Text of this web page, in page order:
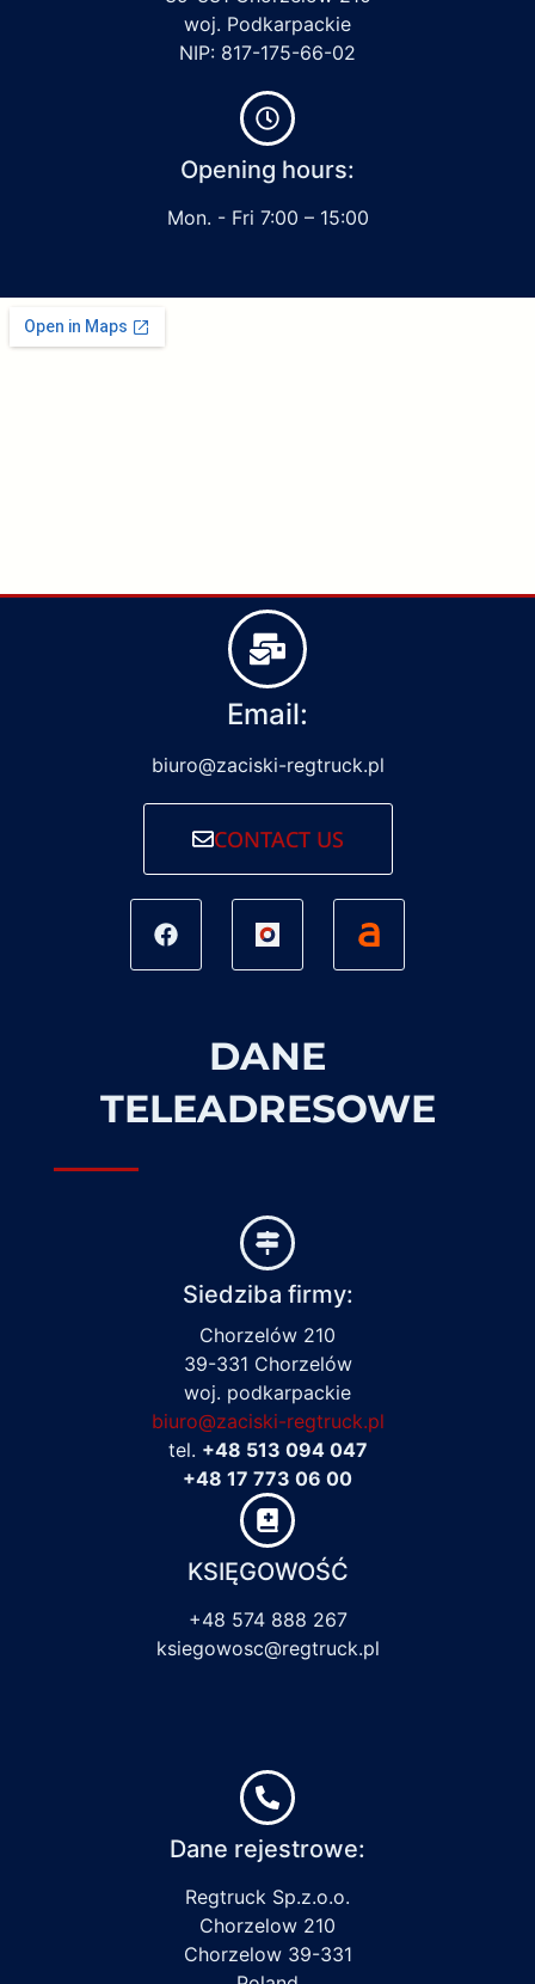
woj. Podkarpackie
NIP: 817-175-66-02
Opening hours:
Mon. - Fri 7:00 – 15:00
Email:
biuro@zaciski-regtruck.pl
CONTACT US
DANE
TELEADRESOWE
Siedziba firmy:
Chorzelów 210
39-331 Chorzelów
woj. podkarpackie
biuro@zaciski-regtruck.pl
tel. +48 513 094 047
+48 17 773 06 00
KSIĘGOWOŚĆ
+48 574 888 267
ksiegowosc@regtruck.pl
Dane rejestrowe:
Regtruck Sp.z.o.o.
Chorzelow 210
Chorzelow 39-331